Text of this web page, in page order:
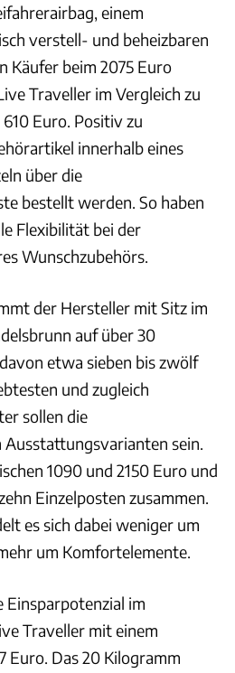
einem
verstell- und beheizbaren
Käufer beim 2075 Euro
Traveller im Vergleich zu
Euro. Positiv zu
innerhalb eines
über die
bestellt werden. So haben
Flexibilität bei der
Wunschzubehörs.
der Hersteller mit Sitz im
auf über 30
etwa sieben bis zwölf
und zugleich
sollen die
Ausstattungsvarianten sein.
1090 und 2150 Euro und
Einzelposten zusammen.
es sich dabei weniger um
um Komfortelemente.
im
Traveller mit einem
Euro. Das 20 Kilogramm